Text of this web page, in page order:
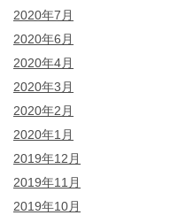
2020年7月
2020年6月
2020年4月
2020年3月
2020年2月
2020年1月
2019年12月
2019年11月
2019年10月